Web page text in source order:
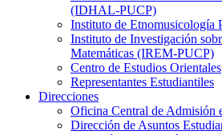
(IDHAL-PUCP)
Instituto de Etnomusicología
Instituto de Investigación
Matemáticas (IREM-PUCP)
Centro de Estudios Orientales
Representantes Estudiantiles
Direcciones
Oficina Central de Admisión
Dirección de Asuntos